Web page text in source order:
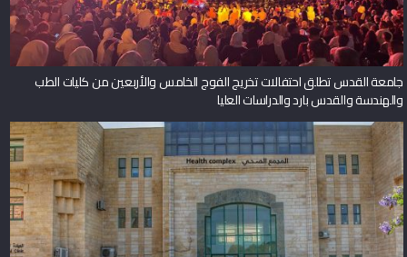
جامعة القدس تطلق احتفالات تخريج الفوج الخامس والأربعين من كليات الطب
والهندسة والقدس بارد والدراسات العليا